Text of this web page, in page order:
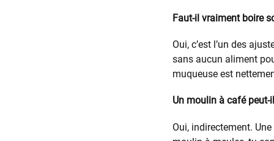
Faut-il vraiment boire
Oui, c’est l’un des
sans aucun aliment
muqueuse est
Un moulin à café peut-
Oui, indirectement.